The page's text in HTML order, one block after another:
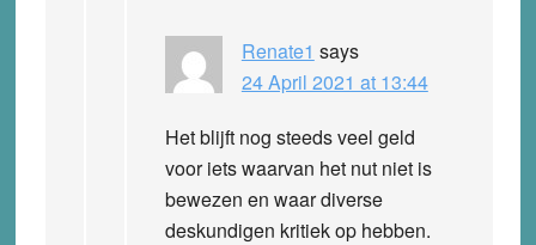
Renate1 says
24 April 2021 at 13:44
Het blijft nog steeds veel geld
voor iets waarvan het nut niet is
bewezen en waar diverse
deskundigen kritiek op hebben.